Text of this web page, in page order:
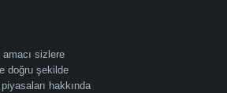
amacı sizlere
doğru şekilde
hakkında